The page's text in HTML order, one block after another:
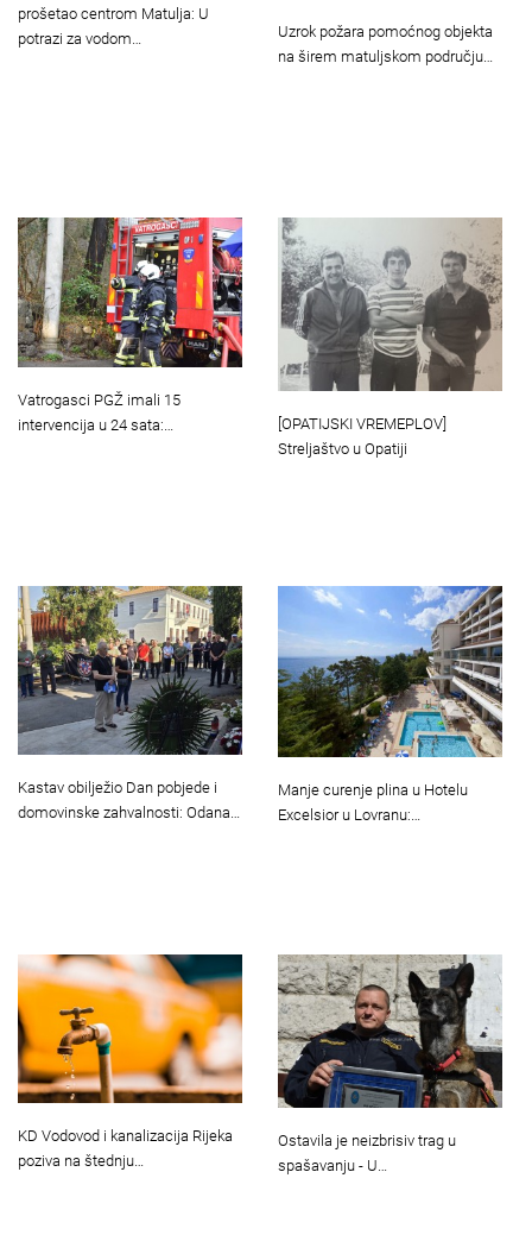
prošetao centrom Matulja: U
potrazi za vodom…
Uzrok požara pomoćnog objekta
na širem matuljskom području…
Vatrogasci PGŽ imali 15
intervencija u 24 sata:…
[OPATIJSKI VREMEPLOV]
Streljaštvo u Opatiji
Kastav obilježio Dan pobjede i
domovinske zahvalnosti: Odana…
Manje curenje plina u Hotelu
Excelsior u Lovranu:…
KD Vodovod i kanalizacija Rijeka
poziva na štednju…
Ostavila je neizbrisiv trag u
spašavanju - U…